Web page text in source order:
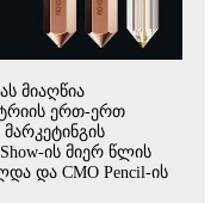
მიაღწია
ერთ-ერთ
ის მიერ წლის
და CMO Pencil-ის